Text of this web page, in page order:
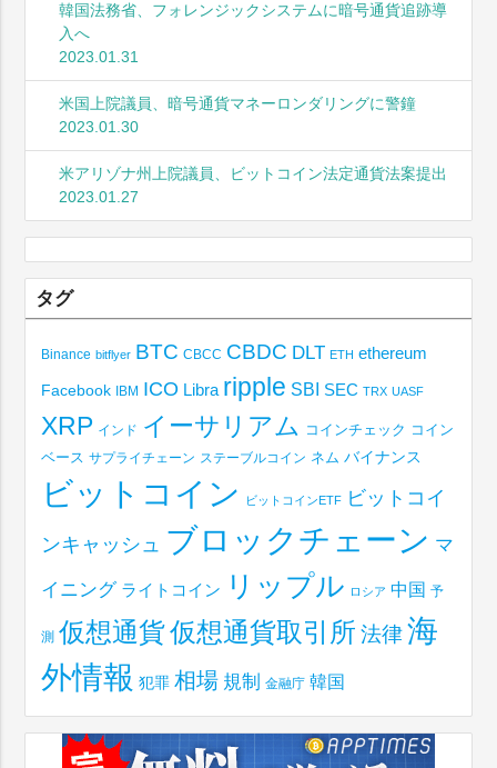
韓国法務省、フォレンジックシステムに暗号通貨追跡導
入へ
2023.01.31
米国上院議員、暗号通貨マネーロンダリングに警鐘
2023.01.30
米アリゾナ州上院議員、ビットコイン法定通貨法案提出
2023.01.27
タグ
Binance bitflyer BTC CBCC CBDC DLT ETH ethereum
Facebook IBM ICO Libra ripple SBI SEC TRX UASF
XRP インド イーサリアム コインチェック コイン
ベース サプライチェーン ステーブルコイン ネム バイナンス
ビットコイン ビットコインETF ビットコイ
ンキャッシュ ブロックチェーン マ
イニング ライトコイン リップル ロシア 中国 予
測 仮想通貨仮想通貨取引所 法律 海
外情報 犯罪 相場 規制 金融庁 韓国